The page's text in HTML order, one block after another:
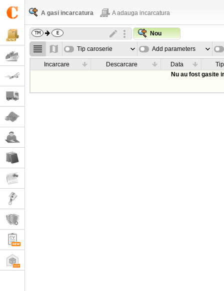
A gasi incarcatura A adauga incarcatura
Nou
Tip caroserie Add parameters
Incarcare Descarcare Data
Nu au fost gasite